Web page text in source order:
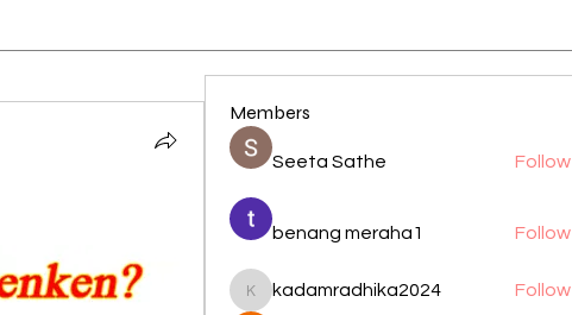
Members
Seeta Sathe Follow
benang meraha1 Follow
kadamradhika2024
kadamradhika2024 Follow